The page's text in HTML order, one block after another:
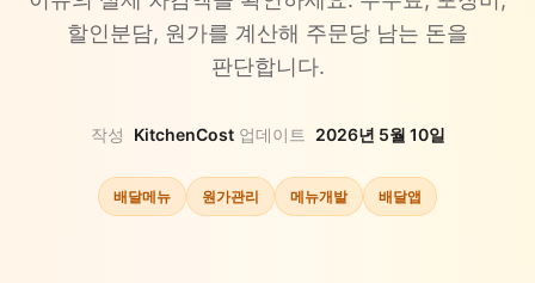
할인분담, 원가를 계산해 주문당 남는 돈을
판단합니다.
작성 KitchenCost· 업데이트 2026년 5월 10일
배달메뉴 원가관리 메뉴개발 배달앱